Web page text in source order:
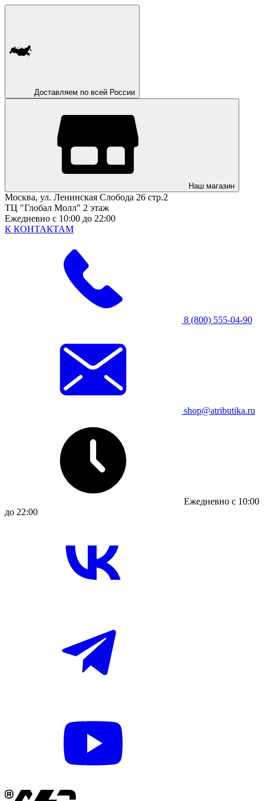
Доставляем по всей России
Наш магазин
Москва, ул. Ленинская Слобода 26 стр.2
ТЦ "Глобал Молл" 2 этаж
Ежедневно с 10:00 до 22:00
К КОНТАКТАМ
8 (800) 555-04-90
shop@atributika.ru
Ежедневно с 10:00
до 22:00